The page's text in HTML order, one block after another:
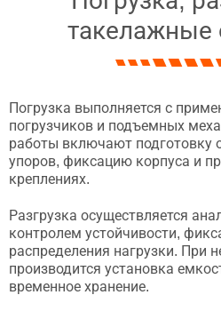
такелажные
Погрузка выполняется с
погрузчиков и подъемных
работы включают подготовку
упоров, фиксацию корпуса и
креплениях.
Разгрузка осуществляется
контролем устойчивости,
распределения нагрузки. При
производится установка
временное хранение.